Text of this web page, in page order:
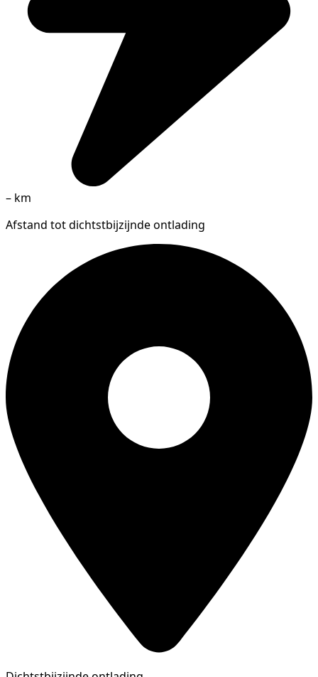
– km
Afstand tot dichtstbijzijnde ontlading